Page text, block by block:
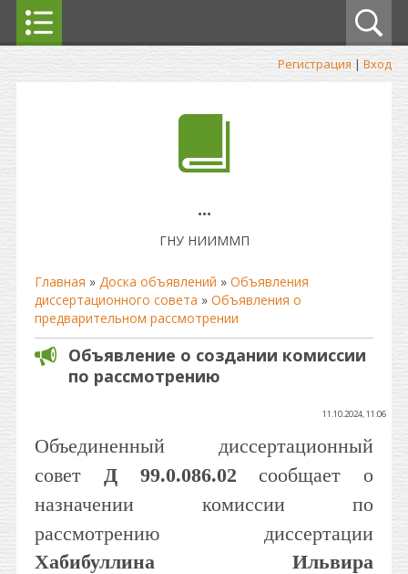
Регистрация | Вход
...
ГНУ НИИММП
Главная » Доска объявлений » Объявления
диссертационного совета » Объявления о
предварительном рассмотрении
Объявление о создании комиссии
по рассмотрению
11.10.2024, 11:06
Объединенный диссертационный
совет Д 99.0.086.02 сообщает о
назначении комиссии по
рассмотрению диссертации
Хабибуллина Ильвира